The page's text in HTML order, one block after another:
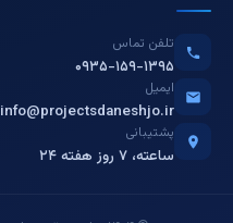
تلفن تماس
۰۹۳۵-۱۵۹-۱۳۹۵
ایمیل
info@projectsdaneshjo.ir
پشتیبانی
۲۴ ساعته، ۷ روز هفته